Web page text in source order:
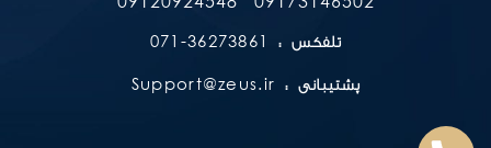
تلفکس : 36273861-071
پشتیبانی : Support@zeus.ir